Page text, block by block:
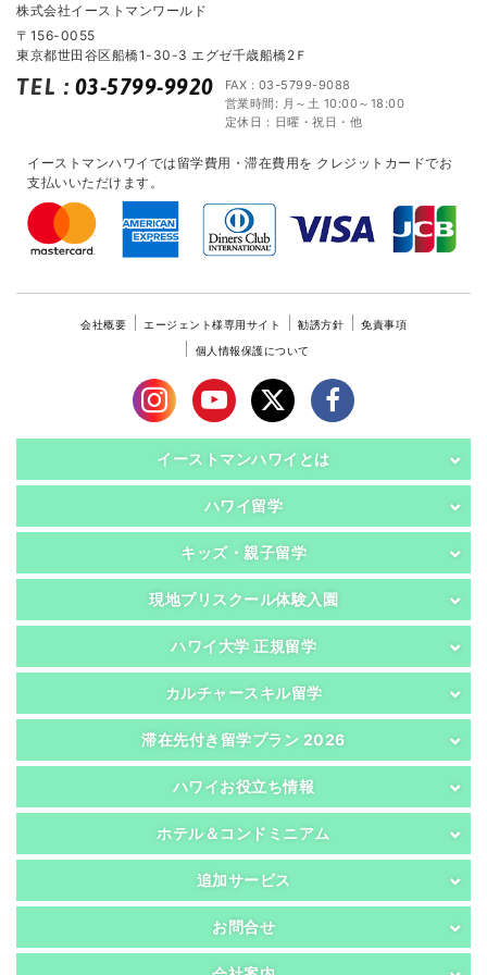
株式会社イーストマンワールド
〒156-0055
東京都世田谷区船橋1-30-3 エグゼ千歳船橋2Ｆ
TEL : 03-5799-9920
FAX : 03-5799-9088
営業時間: 月～土 10:00～18:00
定休日：日曜・祝日・他
イーストマンハワイでは留学費用・滞在費用を クレジットカードでお
支払いいただけます。
会社概要 エージェント様専用サイト 勧誘方針
免責事項
個人情報保護について
イーストマンハワイとは
ハワイ留学
キッズ・親子留学
現地プリスクール体験入園
ハワイ大学 正規留学
カルチャースキル留学
滞在先付き留学プラン 2026
ハワイお役立ち情報
ホテル＆コンドミニアム
追加サービス
お問合せ